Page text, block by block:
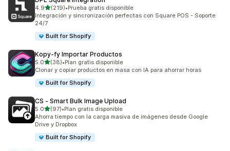
4.9de 5 estrellas
(219)
219 reseñas en total
•Prueba gratis disponible
Integración y sincronización perfectas con Square POS - Soporte
24/7
Built for Shopify
Kopy‑fy Importar Productos
5.0de 5 estrellas
(38)
38 reseñas en total
•Plan gratis disponible
Clonar y copiar productos en masa con IA para ahorrar horas
Built for Shopify
CS ‑ Smart Bulk Image Upload
5.0de 5 estrellas
(97)
97 reseñas en total
•Plan gratis disponible
Ahorra tiempo con la carga masiva de imágenes desde Google
Drive y Dropbox
Built for Shopify